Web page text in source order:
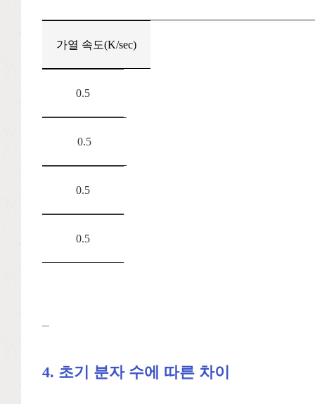
가열 속도(K/sec)
0.5
0.5
0.5
0.5
4. 초기 분자 수에 따른 차이